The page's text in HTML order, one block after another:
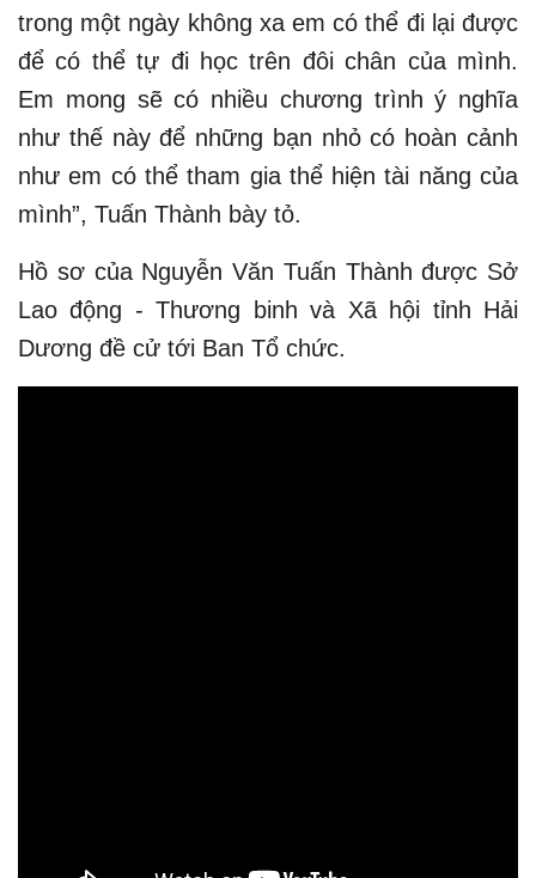
trong một ngày không xa em có thể đi lại được
để có thể tự đi học trên đôi chân của mình.
Em mong sẽ có nhiều chương trình ý nghĩa
như thế này để những bạn nhỏ có hoàn cảnh
như em có thể tham gia thể hiện tài năng của
mình”, Tuấn Thành bày tỏ.
Hồ sơ của Nguyễn Văn Tuấn Thành được Sở
Lao động - Thương binh và Xã hội tỉnh Hải
Dương đề cử tới Ban Tổ chức.